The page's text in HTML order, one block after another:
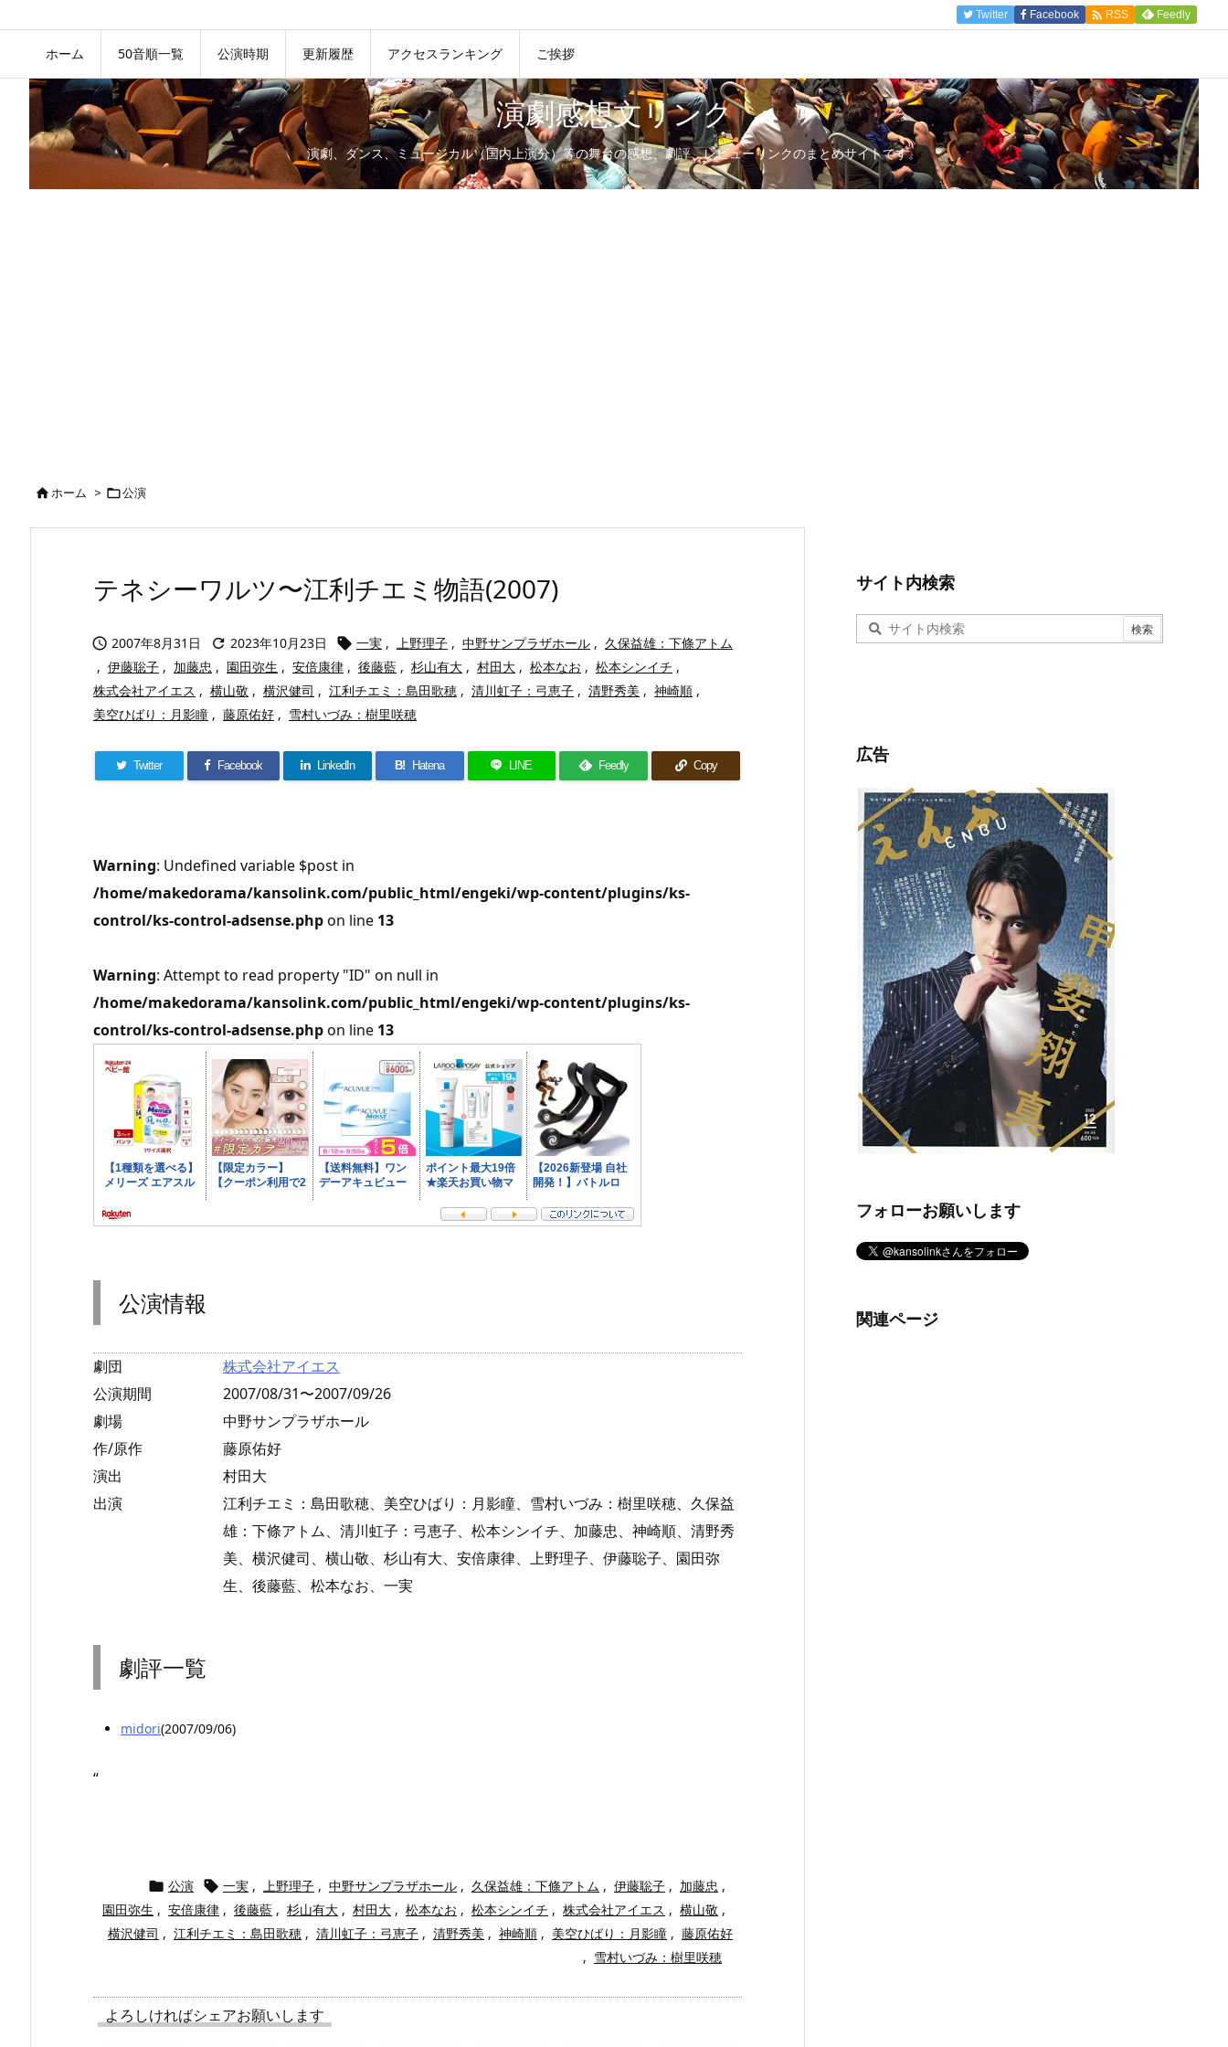
ホーム 50音順一覧 公演時期 更新履歴 アクセスランキング ご挨拶
Twitter Facebook  RSS Feedly
演劇感想文リンク
演劇、ダンス、ミュージカル（国内上演分）等の舞台の感想、劇評、レビューリンクのまとめサイトです。
ホーム > 公演
テネシーワルツ〜江利チエミ物語(2007)
 2007年8月31日  2023年10月23日  一実 , 上野理子 , 中野サンプラザホール , 久保益雄：下條アトム
, 伊藤聡子 , 加藤忠 , 園田弥生 , 安倍康律 , 後藤藍 , 杉山有大 , 村田大 , 松本なお , 松本シンイチ ,
株式会社アイエス , 横山敬 , 横沢健司 , 江利チエミ：島田歌穂 , 清川虹子：弓恵子 , 清野秀美 , 神崎順 ,
美空ひばり：月影瞳 , 藤原佑好 , 雪村いづみ：樹里咲穂
Twitter Facebook LinkedIn B! Hatena LINE Feedly Copy
Warning: Undefined variable $post in
/home/makedorama/kansolink.com/public_html/engeki/wp-content/plugins/ks-
control/ks-control-adsense.phpon line 13
Warning: Attempt to read property "ID" on null in
/home/makedorama/kansolink.com/public_html/engeki/wp-content/plugins/ks-
control/ks-control-adsense.phpon line 13
公演情報
劇団
株式会社アイエス
公演期間
2007/08/31〜2007/09/26
劇場
中野サンプラザホール
作/原作
藤原佑好
演出
村田大
出演
江利チエミ：島田歌穂、美空ひばり：月影瞳、雪村いづみ：樹里咲穂、久保益
雄：下條アトム、清川虹子：弓恵子、松本シンイチ、加藤忠、神崎順、清野秀
美、横沢健司、横山敬、杉山有大、安倍康律、上野理子、伊藤聡子、園田弥
生、後藤藍、松本なお、一実
劇評一覧
midori(2007/09/06)
“
 公演  一実 , 上野理子 , 中野サンプラザホール , 久保益雄：下條アトム , 伊藤聡子 , 加藤忠 ,
園田弥生 , 安倍康律 , 後藤藍 , 杉山有大 , 村田大 , 松本なお , 松本シンイチ , 株式会社アイエス , 横山敬 ,
横沢健司 , 江利チエミ：島田歌穂 , 清川虹子：弓恵子 , 清野秀美 , 神崎順 , 美空ひばり：月影瞳 , 藤原佑好
, 雪村いづみ：樹里咲穂
よろしければシェアお願いします
サイト内検索
広告
フォローお願いします
関連ページ